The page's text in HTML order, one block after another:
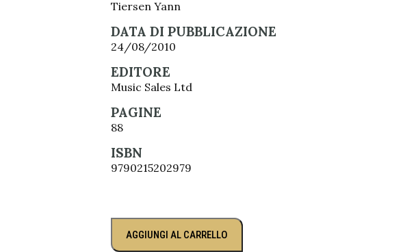
Tiersen Yann
DATA DI PUBBLICAZIONE
24/08/2010
EDITORE
Music Sales Ltd
PAGINE
88
ISBN
9790215202979
AGGIUNGI AL CARRELLO